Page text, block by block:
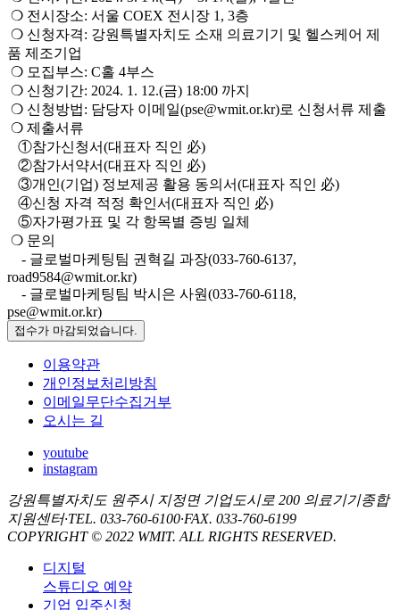
❍ 전시장소: 서울 COEX 전시장 1, 3층
❍ 신청자격: 강원특별자치도 소재 의료기기 및 헬스케어 제
품 제조기업
❍ 모집부스: C홀 4부스
❍ 신청기간: 2024. 1. 12.(금) 18:00 까지
❍ 신청방법: 담당자 이메일(pse@wmit.or.kr)로 신청서류 제출
❍ 제출서류
①참가신청서(대표자 직인 必)
②참가서약서(대표자 직인 必)
③개인(기업) 정보제공 활용 동의서(대표자 직인 必)
④신청 자격 적정 확인서(대표자 직인 必)
⑤자가평가표 및 각 항목별 증빙 일체
❍ 문의
- 글로벌마케팅팀 권혁길 과장(033-760-6137,
road9584@wmit.or.kr)
- 글로벌마케팅팀 박시은 사원(033-760-6118,
pse@wmit.or.kr)
접수가 마감되었습니다.
이용약관
개인정보처리방침
이메일무단수집거부
오시는 길
youtube
instagram
강원특별자치도 원주시 지정면 기업도시로 200 의료기기종합
지원센터·TEL. 033-760-6100·FAX. 033-760-6199
COPYRIGHT © 2022 WMIT. ALL RIGHTS RESERVED.
디지털
스튜디오 예약
기업 입주신청